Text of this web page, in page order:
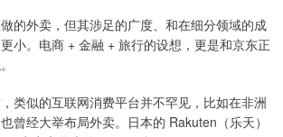
的外卖，但其涉足的广度、和在细分领域的成
小。电商 + 金融 + 旅行的设想，更是和京东正
类似的互联网消费平台并不罕见，比如在非洲
曾经大举布局外卖。日本的 Rakuten（乐天）